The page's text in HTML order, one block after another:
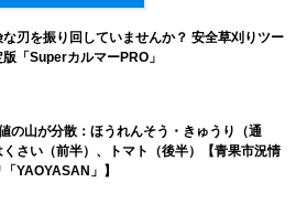
な刃を振り回していませんか？ 安全草刈りツー
「SuperカルマーPRO」
の山が分散：ほうれんそう・きゅうり（通
くさい（前半）、トマト（後半）【青果市況情
YAOYASAN」】